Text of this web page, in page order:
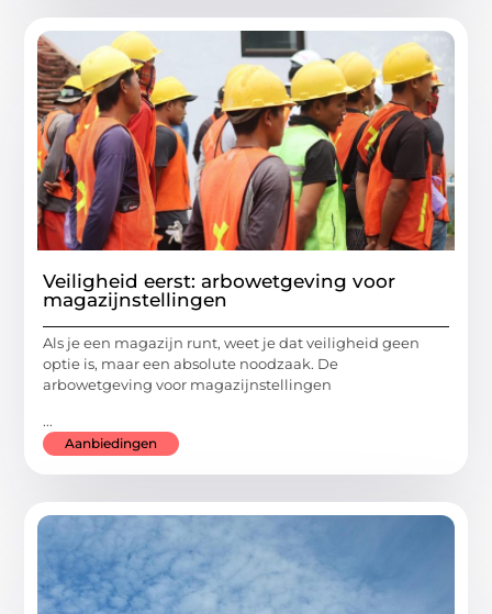
Veiligheid eerst: arbowetgeving voor
magazijnstellingen
Als je een magazijn runt, weet je dat veiligheid geen
optie is, maar een absolute noodzaak. De
arbowetgeving voor magazijnstellingen
...
Aanbiedingen